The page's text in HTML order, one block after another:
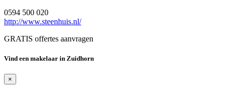
0594 500 020
http://www.steenhuis.nl/
GRATIS offertes aanvragen
Vind een makelaar in Zuidhorn
×